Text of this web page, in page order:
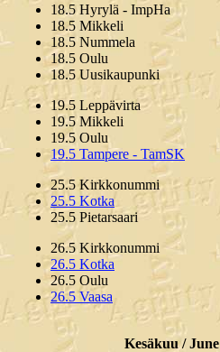
18.5 Hyrylä - ImpHa
18.5 Mikkeli
18.5 Nummela
18.5 Oulu
18.5 Uusikaupunki
19.5 Leppävirta
19.5 Mikkeli
19.5 Oulu
19.5 Tampere - TamSK
25.5 Kirkkonummi
25.5 Kotka
25.5 Pietarsaari
26.5 Kirkkonummi
26.5 Kotka
26.5 Oulu
26.5 Vaasa
Kesäkuu / June